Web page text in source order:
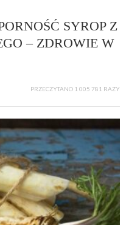
SYROP Z
– ZDROWIE W
PRZECZYTANO 1 005 781 RAZY